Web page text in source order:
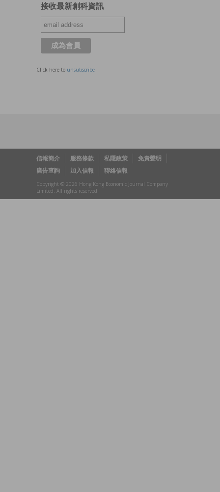
接收最新創科資訊
Click here to unsubscribe
信報簡介 服務條款 私隱政策
免責聲明
廣告查詢
加入信報 聯絡信報
Copyright © 2026 Hong Kong Economic Journal Company
Limited. All rights reserved.